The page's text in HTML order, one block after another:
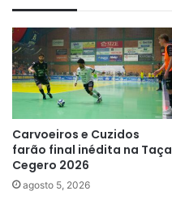
Carvoeiros e Cuzidos
farão final inédita na Taça
Cegero 2026
agosto 5, 2026